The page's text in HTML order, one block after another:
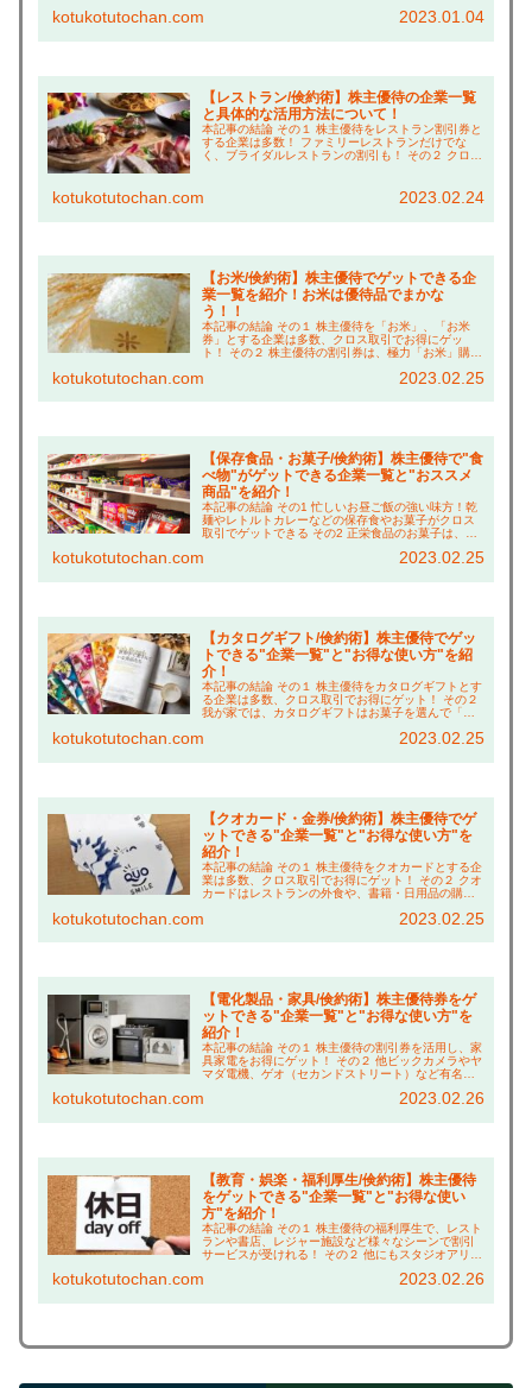
薬"、"ウェルシア"の「倹約術」はお得なので...
kotukotutochan.com 2023.01.04
【レストラン/倹約術】株主優待の企業一覧
と具体的な活用方法について！
本記事の結論 その１ 株主優待をレストラン割引券と
する企業は多数！ ファミリーレストランだけでな
く、ブライダルレストランの割引も！ その２ クロス
kotukotutochan.com 2023.02.24
【お米/倹約術】株主優待でゲットできる企
業一覧を紹介！お米は優待品でまかな
う！！
本記事の結論 その１ 株主優待を「お米」、「お米
券」とする企業は多数、クロス取引でお得にゲッ
ト！ その２ 株主優待の割引券は、極力「お米」購入
と納税でゲットするライフスタイルを確立！ こ
kotukotutochan.com 2023.02.25
【保存食品・お菓子/倹約術】株主優待で"食
べ物"がゲットできる企業一覧と"おススメ
商品"を紹介！
本記事の結論 その1 忙しいお昼ご飯の強い味方！乾
麺やレトルトカレーなどの保存食やお菓子がクロス
取引でゲットできる その2 正栄食品のお菓子は、ボ
らに、お酒やコーヒーなどの飲み物も充実！ こ...
kotukotutochan.com 2023.02.25
【カタログギフト/倹約術】株主優待でゲッ
トできる"企業一覧"と"お得な使い方"を紹
介！
本記事の結論 その１ 株主優待をカタログギフトとす
る企業は多数、クロス取引でお得にゲット！ その２
我が家では、カタログギフトはお菓子を選んで「リ
ルディングスは、夫婦合算でより豪華な賞品に交...
kotukotutochan.com 2023.02.25
【クオカード・金券/倹約術】株主優待でゲ
ットできる"企業一覧"と"お得な使い方"を
紹介！
本記事の結論 その１ 株主優待をクオカードとする企
業は多数、クロス取引でお得にゲット！ その２ クオ
カードはレストランの外食や、書籍・日用品の購入
に買い物する「倹約術」も紹介！ こんにちは...
kotukotutochan.com 2023.02.25
【電化製品・家具/倹約術】株主優待券をゲ
ットできる"企業一覧"と"お得な使い方"を
紹介！
本記事の結論 その１ 株主優待の割引券を活用し、家
具家電をお得にゲット！ その２ 他ビックカメラやヤ
マダ電機、ゲオ（セカンドストリート）など有名店
オススメ！99%の方が知らない、1万円以上お...
kotukotutochan.com 2023.02.26
【教育・娯楽・福利厚生/倹約術】株主優待
をゲットできる"企業一覧"と"お得な使い
方"を紹介！
本記事の結論 その１ 株主優待の福利厚生で、レスト
ランや書店、レジャー施設など様々なシーンで割引
サービスが受けれる！ その２ 他にもスタジオアリス
連の割引も充実！ その３ ベネッセカードの無料特...
kotukotutochan.com 2023.02.26